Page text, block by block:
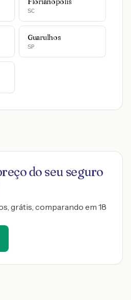
SC
Guarulhos
SP
do seu seguro
grátis, comparando em 18